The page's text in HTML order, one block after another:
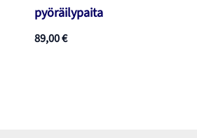
pyöräilypaita
89,00€